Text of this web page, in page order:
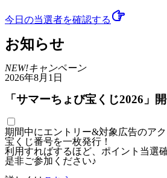
今日の当選者を確認する
お知らせ
NEW!キャンペーン
2026年8月1日
「サマーちょび宝くじ2026」
期間中にエントリー&対象広告のア
宝くじ番号を一枚発行！
利用すればするほど、ポイント当選
是非ご参加ください♪